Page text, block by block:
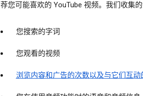
荐您可能喜欢的 YouTube 视频。我们收集的
您搜索的字词
您观看的视频
浏览内容和广告的次数以及与它们互动